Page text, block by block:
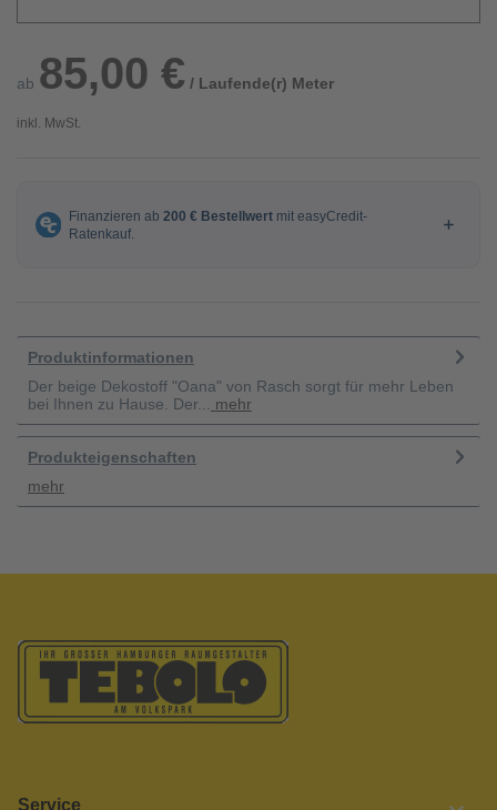
ab 85,00 € / Laufende(r) Meter
inkl. MwSt.
Produktinformationen
Der beige Dekostoff "Oana" von Rasch sorgt für mehr Leben
bei Ihnen zu Hause. Der...
mehr
Produkteigenschaften
mehr
Service